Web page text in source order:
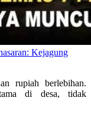
Kejagung
rupiah berlebihan.
di desa, tidak